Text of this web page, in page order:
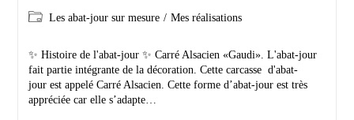
Les abat-jour sur mesure / Mes réalisations
✨ Histoire de l'abat-jour ✨ Carré Alsacien «Gaudi». L'abat-jour
fait partie intégrante de la décoration. Cette carcasse d'abat-
jour est appelé Carré Alsacien. Cette forme d’abat-jour est très
appréciée car elle s’adapte…